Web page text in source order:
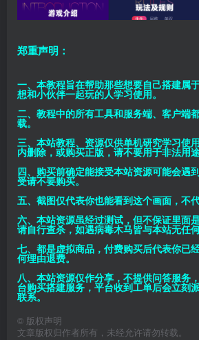
郑重声明：
一、本教程旨在帮助那些想要自己搭建属
想和小伙伴一起玩的人学习使用。
二、教程中的所有工具和服务端、客户端
载。
三、本站教程、资源仅供单机研究学习使
内删除，或购买正版，请不要用于非法用途
四、购买前确定能接受本站资源可能会遇
受请不要购买。
五、截图仅代表你也能看到这个画面，不
六、本站资源虽经过测试，但不保证里面
请自行查杀，如遇病毒木马皆与本站无任
七、都是虚拟商品，付费购买后代表你已
何理由退费。
八、本站资源仅作分享，不提供问答服务
台购买搭建服务，平台收到工单后会立刻
联系。
© 版权声明
文章版权归作者所有，未经允许请勿转载。